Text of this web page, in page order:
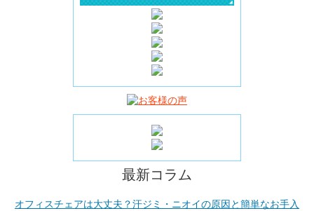
最新コラム
オフィスチェアは大丈夫？汗ジミ・ニオイの原因と簡単なお手入